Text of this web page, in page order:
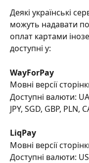
Деякі українські
можуть надавати
оплат картами
доступні у:
WayForPay
Мовні версії
Доступні валюти:
JPY, SGD, GBP, PLN,
LiqPay
Мовні версії
Доступні валюти: